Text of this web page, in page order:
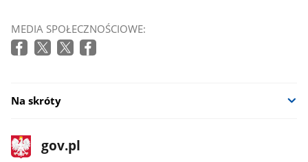
MEDIA SPOŁECZNOŚCIOWE:
Na skróty
stopka
gov.pl
Strona
gov.pl